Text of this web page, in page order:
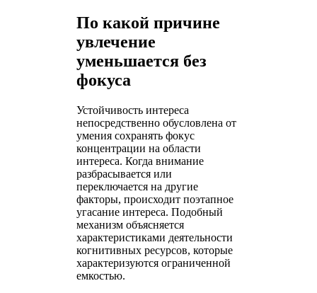
По какой причине
увлечение
уменьшается без
фокуса
Устойчивость интереса
непосредственно обусловлена от
умения сохранять фокус
концентрации на области
интереса. Когда внимание
разбрасывается или
переключается на другие
факторы, происходит поэтапное
угасание интереса. Подобный
механизм объясняется
характеристиками деятельности
когнитивных ресурсов, которые
характеризуются ограниченной
емкостью.